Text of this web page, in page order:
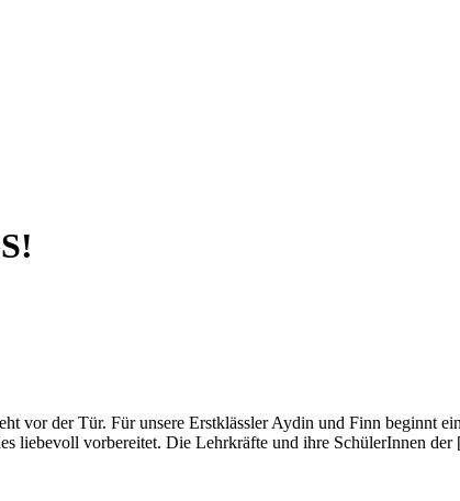
vor der Tür. Für unsere Erstklässler Aydin und Finn beginnt
liebevoll vorbereitet. Die Lehrkräfte und ihre SchülerInnen